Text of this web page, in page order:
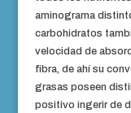
aminograma
carbohidratos
velocidad de
fibra, de ahí su
grasas poseen
positivo ingerir de